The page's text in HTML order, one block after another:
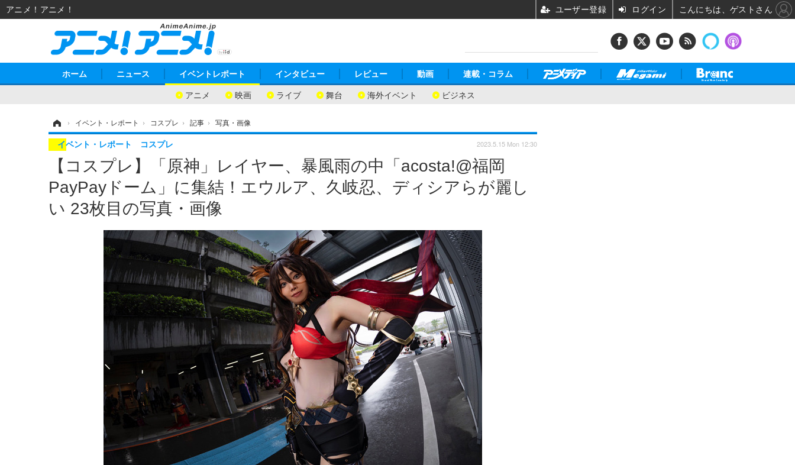
ホーム ニュース イベントレポート
アニメ 映画 ライブ 舞台 海外イベント ビジネス
インタビュー レビュー 動画 連載・コラム
› イベント・レポート › コスプレ › 記事 › 写真・画像
【コスプレ】「原神」レイヤー、暴風雨の中「acosta!@福岡
PayPayドーム」に集結！エウルア、久岐忍、ディシアらが麗し
い 23枚目の写真・画像
イベント・レポート コスプレ 2023.5.15 Mon 12:30
アニメ！アニメ！ ユーザー登録 ログイン こんにちは、ゲストさん